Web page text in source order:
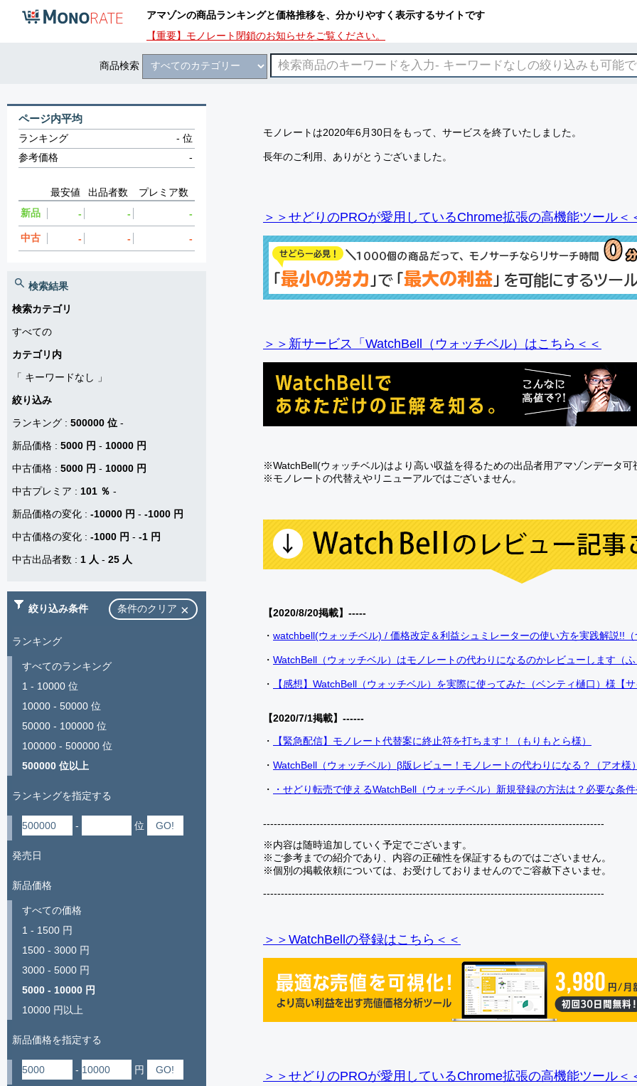
アマゾンの商品ランキングと価格推移を、分かりやすく表示するサイトです
【重要】モノレート閉鎖のお知らせをご覧ください。
商品検索
モノレートは2020年6月30日をもって、サービスを終了いたしました。
長年のご利用、ありがとうございました。
＞＞せどりのPROが愛用しているChrome拡張の高機能ツール＜
＞＞新サービス「WatchBell（ウォッチベル）はこちら＜＜
※WatchBell(ウォッチベル)はより高い収益を得るための出品者用アマゾンデータ可
※モノレートの代替えやリニューアルではございません。
【2020/8/20掲載】-----
・ watchbell(ウォッチベル) / 価格改定＆利益シュミレーターの使い方を実践解説!!
・ WatchBell（ウォッチベル）はモノレートの代わりになるのかレビューします（
・ 【感想】WatchBell（ウォッチベル）を実際に使ってみた（ベンティ樋口）様【
【2020/7/1掲載】------
・
【緊急配信】モノレート代替案に終止符を打ちます！（もりもとら様）
・ WatchBell（ウォッチベル）β版レビュー！モノレートの代わりになる？（アオ様
・ ・せどり転売で使えるWatchBell（ウォッチベル）新規登録の方法は？必要な条
------------------------------------------------------------------------------------------------
※内容は随時追加していく予定でございます。
※ご参考までの紹介であり、内容の正確性を保証するものではございません。
※個別の掲載依頼については、お受けしておりませんのでご容赦下さいませ。
------------------------------------------------------------------------------------------------
＞＞WatchBellの登録はこちら＜＜
＞＞せどりのPROが愛用しているChrome拡張の高機能ツール＜
ページ内平均
ランキング -位
参考価格
-
最安値 出品者数
プレミア数
新品
- - -
中古 - - -
検索結果
検索カテゴリ
すべての
カテゴリ内
「 キーワードなし
」
絞り込み
ランキング : 500000 位 -
新品価格 : 5000 円 - 10000 円
中古価格 : 5000 円 - 10000 円
中古プレミア : 101 ％ -
新品価格の変化 : -10000 円 - -1000 円
中古価格の変化 : -1000 円 - -1 円
中古出品者数 : 1 人 - 25 人
絞り込み条件 条件のクリア
ランキング
すべてのランキング
1 - 10000 位
10000 - 50000 位
50000 - 100000 位
100000 - 500000 位
500000 位以上
ランキングを指定する
- 位
発売日
新品価格
すべての価格
1 - 1500 円
1500 - 3000 円
3000 - 5000 円
5000 - 10000 円
10000 円以上
新品価格を指定する
- 円